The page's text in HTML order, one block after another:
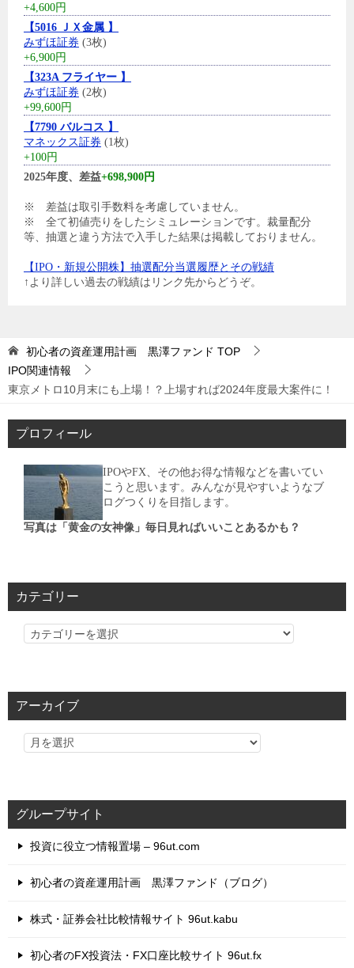
+4,600円
【5016 ＪＸ金属 】
みずほ証券 (3枚)
+6,900円
【323A フライヤー 】
みずほ証券 (2枚)
+99,600円
【7790 バルコス 】
マネックス証券 (1枚)
+100円
2025年度、差益+698,900円
※ 差益は取引手数料を考慮していません。
※ 全て初値売りをしたシミュレーションです。裁量配分
等、抽選と違う方法で入手した結果は掲載しておりません。
【IPO・新規公開株】抽選配分当選履歴とその戦績
↑より詳しい過去の戦績はリンク先からどうぞ。
初心者の資産運用計画 黒澤ファンド TOP
IPO関連情報
東京メトロ10月末にも上場！？上場すれば2024年度最大案件に！
プロフィール
IPOやFX、その他お得な情報などを書いてい
こうと思います。みんなが見やすいようなブ
ログつくりを目指します。
写真は「黄金の女神像」毎日見ればいいことあるかも？
カテゴリー
カ
リ
アーカイブ
グループサイト
投資に役立つ情報置場 – 96ut.com
初心者の資産運用計画 黒澤ファンド（ブログ）
株式・証券会社比較情報サイト 96ut.kabu
初心者のFX投資法・FX口座比較サイト 96ut.fx